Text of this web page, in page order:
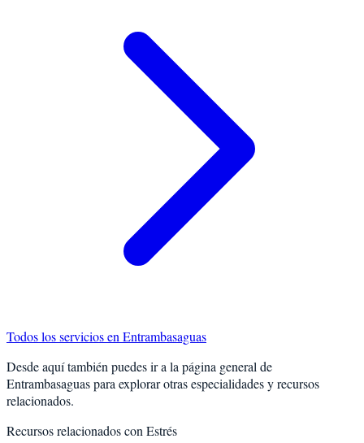
Todos los servicios en Entrambasaguas
Desde aquí también puedes ir a la página general de
Entrambasaguaspara explorar otras especialidades y recursos
relacionados.
Recursos relacionados con Estrés